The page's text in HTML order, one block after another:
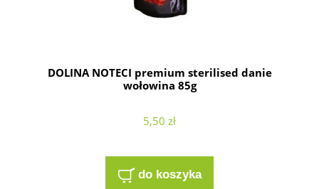
DOLINA NOTECI premium sterilised danie
wołowina 85g
5,50 zł
do koszyka